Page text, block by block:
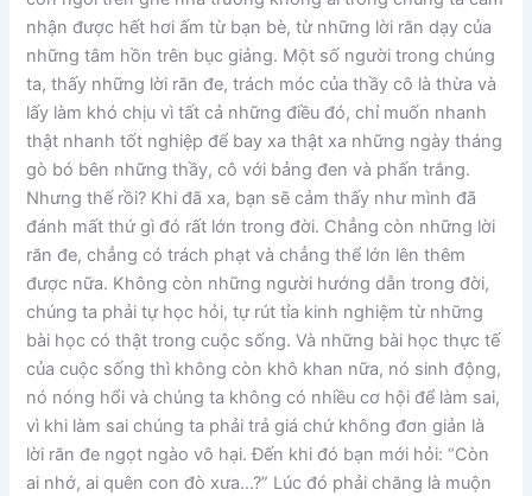
nhận được hết hơi ấm từ bạn bè, từ những lời răn dạy của
những tâm hồn trên bục giảng. Một số người trong chúng
ta, thấy những lời răn đe, trách móc của thầy cô là thừa và
lấy làm khó chịu vì tất cả những điều đó, chỉ muốn nhanh
thật nhanh tốt nghiệp để bay xa thật xa những ngày tháng
gò bó bên những thầy, cô với bảng đen và phấn trắng.
Nhưng thế rồi? Khi đã xa, bạn sẽ cảm thấy như mình đã
đánh mất thứ gì đó rất lớn trong đời. Chẳng còn những lời
răn đe, chẳng có trách phạt và chẳng thể lớn lên thêm
được nữa. Không còn những người hướng dẫn trong đời,
chúng ta phải tự học hỏi, tự rút tỉa kinh nghiệm từ những
bài học có thật trong cuộc sống. Và những bài học thực tế
của cuộc sống thì không còn khô khan nữa, nó sinh động,
nó nóng hổi và chúng ta không có nhiều cơ hội để làm sai,
vì khi làm sai chúng ta phải trả giá chứ không đơn giản là
lời răn đe ngọt ngào vô hại. Đến khi đó bạn mới hỏi: “Còn
ai nhớ, ai quên con đò xưa…?” Lúc đó phải chăng là muộn